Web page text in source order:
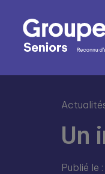
Un
Publié le